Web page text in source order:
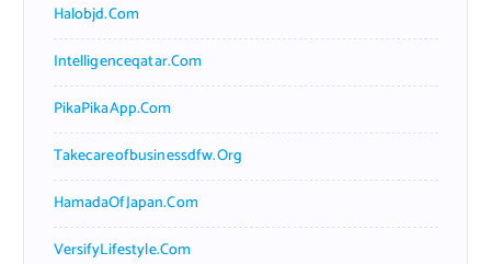
Halobjd.com
Intelligenceqatar.com
PikaPikaApp.com
Takecareofbusinessdfw.org
HamadaOfJapan.com
VersifyLifestyle.com